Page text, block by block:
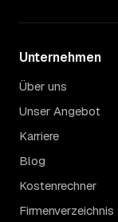
Unternehmen
Über uns
Unser Angebot
Karriere
Blog
Kostenrechner
Firmenverzeichnis